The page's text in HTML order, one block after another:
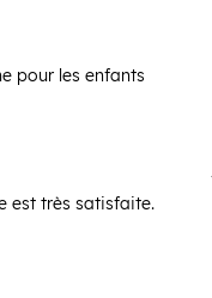
pour les enfants
est très satisfaite.